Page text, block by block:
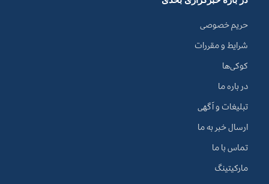
حریم خصوصی
شرایط و مقررات
کوکی‌ها
در باره ما
تبلیغات و آگهی
ارسال خبر به ما
تماس با ما
مارکیتینگ